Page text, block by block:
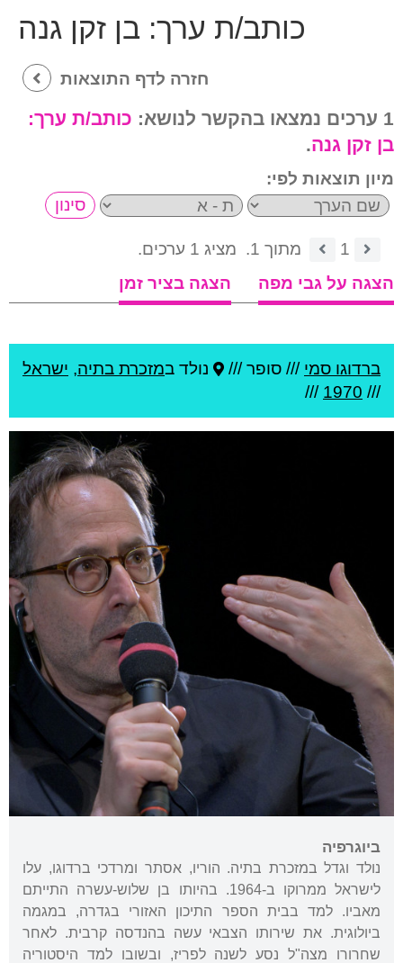
כותב/ת ערך: בן זקן גנה
חזרה לדף התוצאות
1 ערכים נמצאו בהקשר לנושא:
כותב/ת ערך:
בן זקן גנה.
מיון תוצאות לפי:
1 מתוך 1.
מציג 1 ערכים.
הצגה על גבי מפה
הצגה בציר זמן
ברדוגו סמי /// סופר /// נולד במזכרת בתיה, ישראל
///
1970
///
ביוגרפיה
נולד וגדל במזכרת בתיה. הוריו, אסתר ומרדכי ברדוגו, עלו
לישראל ממרוקו ב-1964. בהיותו בן שלוש-עשרה התייתם
מאביו. למד בבית הספר התיכון האזורי בגדרה, במגמה
ביולוגית. את שירותו הצבאי עשה בהנדסה קרבית. לאחר
שחרורו מצה"ל נסע לשנה לפריז, ובשובו למד היסטוריה